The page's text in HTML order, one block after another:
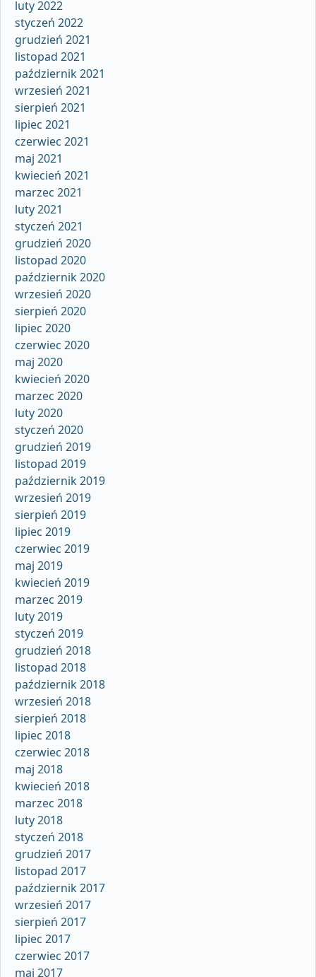
luty 2022
styczeń 2022
grudzień 2021
listopad 2021
październik 2021
wrzesień 2021
sierpień 2021
lipiec 2021
czerwiec 2021
maj 2021
kwiecień 2021
marzec 2021
luty 2021
styczeń 2021
grudzień 2020
listopad 2020
październik 2020
wrzesień 2020
sierpień 2020
lipiec 2020
czerwiec 2020
maj 2020
kwiecień 2020
marzec 2020
luty 2020
styczeń 2020
grudzień 2019
listopad 2019
październik 2019
wrzesień 2019
sierpień 2019
lipiec 2019
czerwiec 2019
maj 2019
kwiecień 2019
marzec 2019
luty 2019
styczeń 2019
grudzień 2018
listopad 2018
październik 2018
wrzesień 2018
sierpień 2018
lipiec 2018
czerwiec 2018
maj 2018
kwiecień 2018
marzec 2018
luty 2018
styczeń 2018
grudzień 2017
listopad 2017
październik 2017
wrzesień 2017
sierpień 2017
lipiec 2017
czerwiec 2017
maj 2017